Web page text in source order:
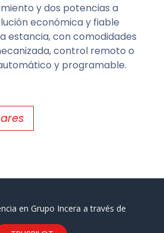
y dos potencias a
económica y fiable
estancia, con comodidades
control remoto o
y programable.
en Grupo Incera a través de